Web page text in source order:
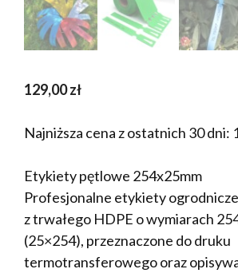
129,00zł
Najniższa cena z ostatnich 30 dni:
Etykiety pętlowe 254x25mm
Profesjonalne etykiety
z trwałego HDPE o wymiarach
(25×254), przeznaczone do druku
termotransferowego oraz